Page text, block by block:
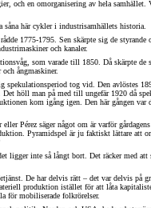
och en omorganisering av hela samhället.
såna här cykler i industrisamhällets historia.
1775-1795. Sen skärpte sig de styrande
och kanaler.
som varade till 1850. Då skärpte
och ångmaskiner.
tog vid. Den avlöstes
höll man på med till ungefär 1920 då
kom igång igen. Den här gången var
eller Pérez säger något om är varför
Pyramidspel är ju faktiskt lättare att
ligger inte så långt bort. Det räcker med att
De har delvis rätt – det var delvis på
produktion istället för att låta
för mobiliserade folkrörelser.